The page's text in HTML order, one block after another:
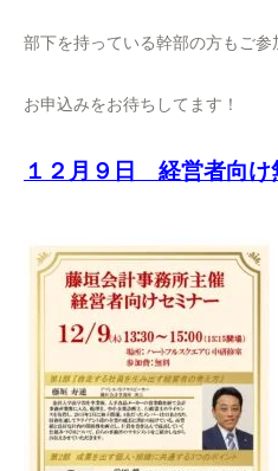
部下を持っている幹部の方もご
お申込みをお待ちしてます！
１２月９日 経営者向け